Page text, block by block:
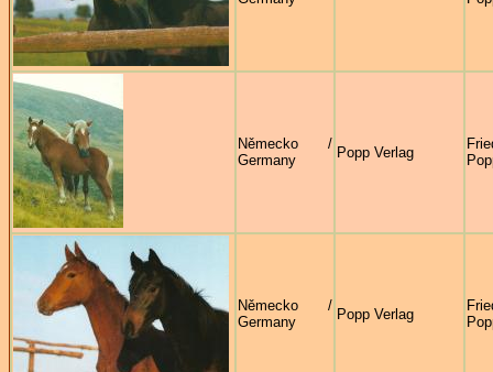
Německo /
Germany
Popp Verlag
Německo /
Germany
Popp Verlag